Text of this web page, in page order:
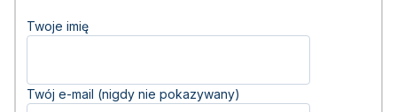
Twoje imię
Twój e-mail (nigdy nie pokazywany)